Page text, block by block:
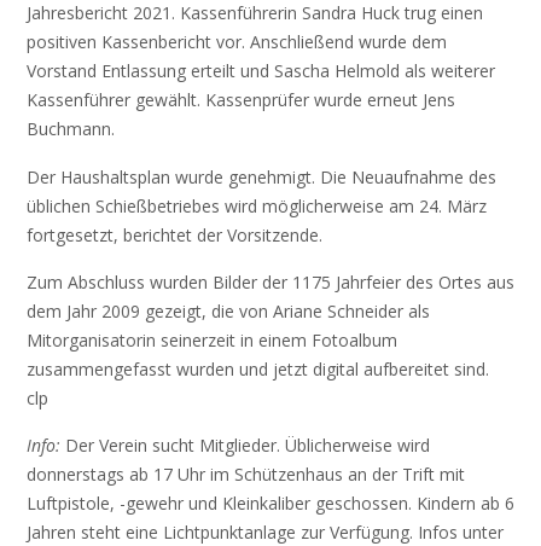
Jahresbericht 2021. Kassenführerin Sandra Huck trug einen
positiven Kassenbericht vor. Anschließend wurde dem
Vorstand Entlassung erteilt und Sascha Helmold als weiterer
Kassenführer gewählt. Kassenprüfer wurde erneut Jens
Buchmann.
Der Haushaltsplan wurde genehmigt. Die Neuaufnahme des
üblichen Schießbetriebes wird möglicherweise am 24. März
fortgesetzt, berichtet der Vorsitzende.
Zum Abschluss wurden Bilder der 1175 Jahrfeier des Ortes aus
dem Jahr 2009 gezeigt, die von Ariane Schneider als
Mitorganisatorin seinerzeit in einem Fotoalbum
zusammengefasst wurden und jetzt digital aufbereitet sind.
clp
Info: Der Verein sucht Mitglieder. Üblicherweise wird
donnerstags ab 17 Uhr im Schützenhaus an der Trift mit
Luftpistole, -gewehr und Kleinkaliber geschossen. Kindern ab 6
Jahren steht eine Lichtpunktanlage zur Verfügung. Infos unter